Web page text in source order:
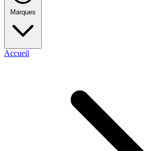
Marques
Accueil